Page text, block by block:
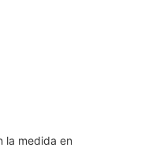
la medida en